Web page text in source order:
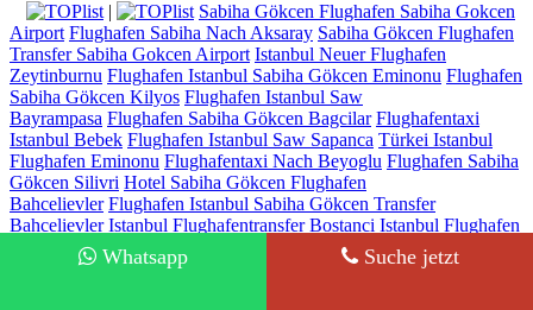
Whatsapp Suche jetzt
|
Sabiha Gökcen Flughafen Sabiha Gokcen
Airport Flughafen Sabiha Nach Aksaray Sabiha Gökcen Flughafen
Transfer Sabiha Gokcen Airport Istanbul Neuer Flughafen
Zeytinburnu Flughafen Istanbul Sabiha Gökcen Eminonu Flughafen
Sabiha Gökcen Kilyos Flughafen Istanbul Saw
Bayrampasa Flughafen Sabiha Gökcen Bagcilar Flughafentaxi
Istanbul Bebek Flughafen Istanbul Saw Sapanca Türkei Istanbul
Flughafen Eminonu Flughafentaxi Nach Beyoglu Flughafen Sabiha
Gökcen Silivri Hotel Sabiha Gökcen Flughafen
Bahcelievler Flughafen Istanbul Sabiha Gökcen Transfer
Bahcelievler Istanbul Flughafentransfer Bostanci Istanbul Flughafen
Sabiha Gökcen Esenler Otogar (Bus Terminal)
Taxipreise Istanbul
Flughafen Bursa